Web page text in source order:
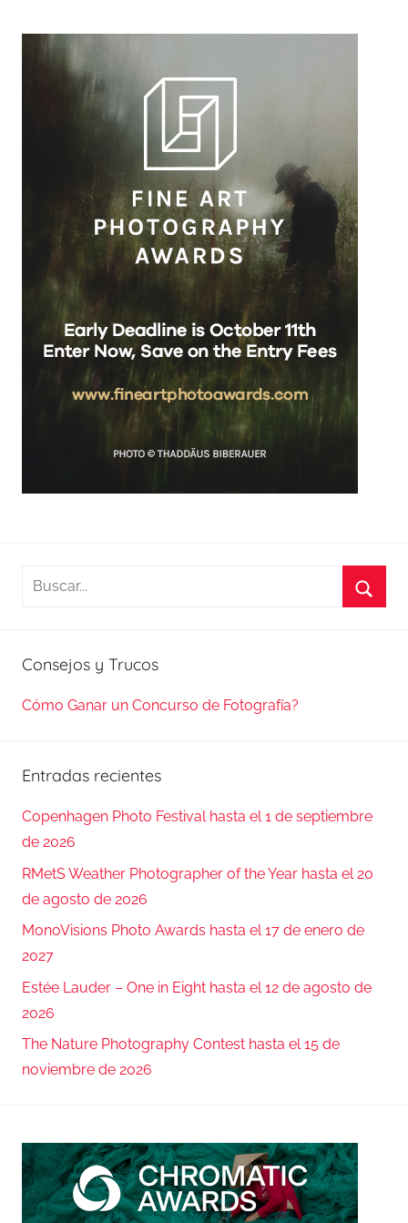
Buscar:
Consejos y Trucos
Cómo Ganar un Concurso de Fotografía?
Entradas recientes
Copenhagen Photo Festival hasta el 1 de septiembre
de 2026
RMetS Weather Photographer of the Year hasta el 20
de agosto de 2026
MonoVisions Photo Awards hasta el 17 de enero de
2027
Estée Lauder – One in Eight hasta el 12 de agosto de
2026
The Nature Photography Contest hasta el 15 de
noviembre de 2026